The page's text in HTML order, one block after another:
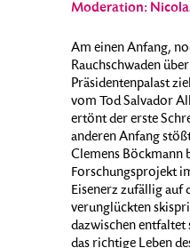
Moderation:
Am einen Anfang,
Rauchschwaden
Präsidentenpalast
vom Tod Salvador
ertönt der erste
anderen Anfang
Clemens Böckmann
Forschungsprojekt
Eisenerz zufällig auf
verunglückten
dazwischen entfaltet
das richtige Leben